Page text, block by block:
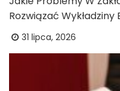
Rozwiązać Wykładziny
31 lipca, 2026